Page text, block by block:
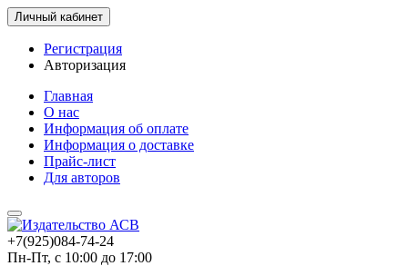
Личный кабинет
Регистрация
Авторизация
Главная
О нас
Информация об оплате
Информация о доставке
Прайс-лист
Для авторов
+7(925)084-74-24
Пн-Пт, с 10:00 до 17:00